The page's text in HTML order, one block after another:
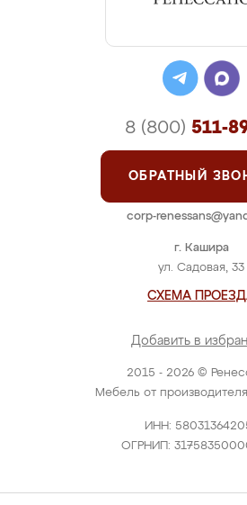
2015 - 2026 ©
Мебель от
ИНН:
ОГРНИП:
г. Кашира
ул. Садовая, 33
СХЕМА
Добавить в
8 (800) 511-
ОБРАТНЫЙ
corp-